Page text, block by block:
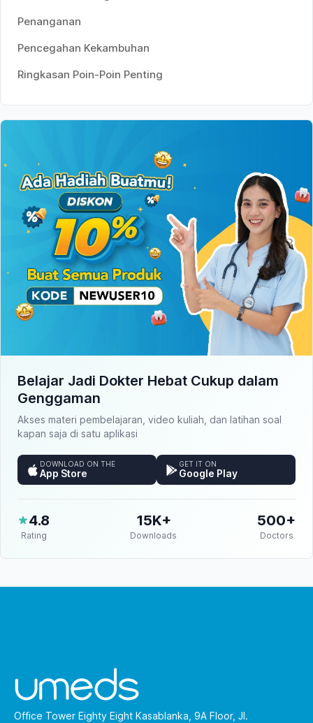
Penanganan
Pencegahan Kekambuhan
Ringkasan Poin-Poin Penting
Belajar Jadi Dokter Hebat Cukup dalam
Genggaman
Akses materi pembelajaran, video kuliah, dan latihan soal
kapan saja di satu aplikasi
DOWNLOAD ON THE
App Store
GET IT ON
Google Play
4.8
Rating
15K+
Downloads
500+
Doctors
Office Tower Eighty Eight Kasablanka, 9A Floor, Jl.